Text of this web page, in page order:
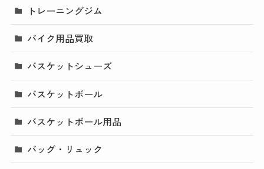
トレーニングジム
バイク用品買取
バスケットシューズ
バスケットボール
バスケットボール用品
バッグ・リュック